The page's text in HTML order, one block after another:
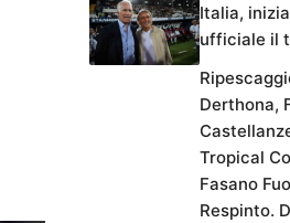
Italia,
ufficiale il
Derthona,
Tropical
Fasano
Respinto.